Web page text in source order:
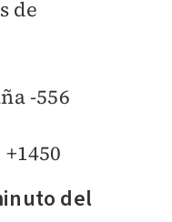
de
-556
del